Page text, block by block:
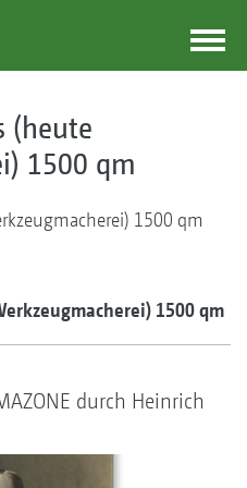
(heute
1500 qm
1500 qm
1500 qm
durch Heinrich